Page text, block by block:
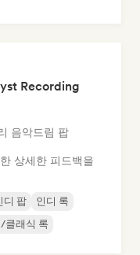
Recording
음악드림 팝
상세한 피드백을
디 팝
인디 록
클래식 록